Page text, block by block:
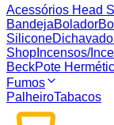
Acessórios Head
BandejaBolador
Silicone
Shop Incensos/
BeckPote
Fumos
PalheiroTabacos